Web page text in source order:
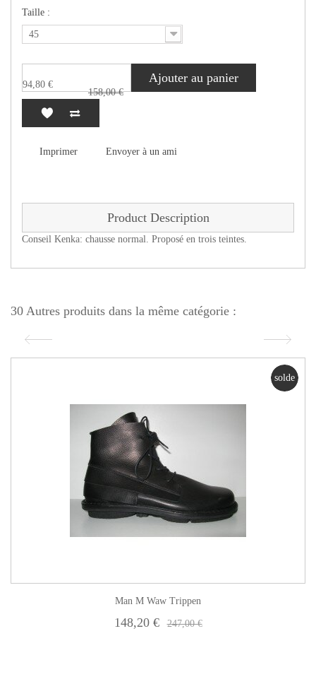
Taille :
45
94,80 €
158,00 €
Ajouter au panier
Imprimer Envoyer à un ami
Product Description
Conseil Kenka: chausse normal. Proposé en trois teintes.
30 Autres produits dans la même catégorie :
solde
Man M Waw Trippen
148,20 € 247,00 €